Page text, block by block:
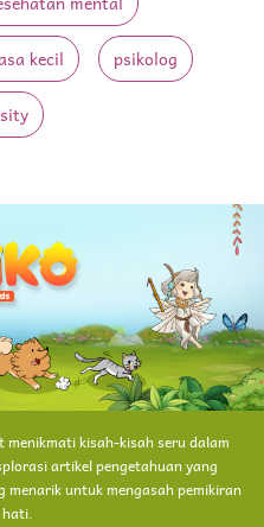
kecil psikolog
kisah-kisah seru dalam
artikel pengetahuan yang
menarik untuk mengasah pemikiran